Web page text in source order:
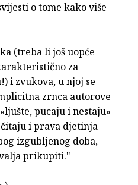
o tome kako više
(treba li još uopće
za
i zvukova, u njoj se
zrnca autorove
pucaju i nestaju»
i prava djetinja
izgubljenog doba,
prikupiti."